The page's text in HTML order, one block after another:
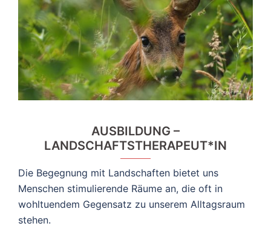
AUSBILDUNG –
LANDSCHAFTSTHERAPEUT*IN
Die Begegnung mit Landschaften bietet uns
Menschen stimulierende Räume an, die oft in
wohltuendem Gegensatz zu unserem Alltagsraum
stehen.